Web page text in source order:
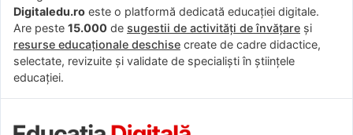
Digitaledu.ro este o platformă dedicată educației digitale.
Are peste 15.000 de sugestii de activități de învățare și
resurse educaționale deschise create de cadre didactice,
selectate, revizuite și validate de specialiști în științele
educației.